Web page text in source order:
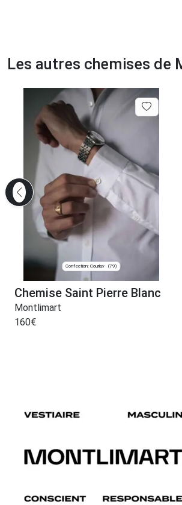
Les autres chemises de
Confection: Courlay (79)
Chemise Saint Pierre Blanc
Montlimart
160€